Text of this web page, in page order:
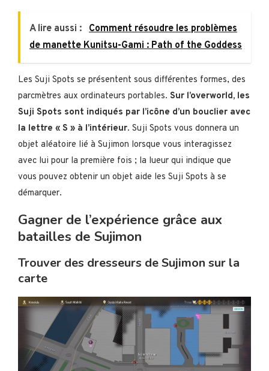
A lire aussi : Comment résoudre les problèmes
de manette Kunitsu-Gami : Path of the Goddess
Les Suji Spots se présentent sous différentes formes, des
parcmètres aux ordinateurs portables. Sur l’overworld, les
Suji Spots sont indiqués par l’icône d’un bouclier avec
la lettre « S » à l’intérieur. Suji Spots vous donnera un
objet aléatoire lié à Sujimon lorsque vous interagissez
avec lui pour la première fois ; la lueur qui indique que
vous pouvez obtenir un objet aide les Suji Spots à se
démarquer.
Gagner de l’expérience grâce aux
batailles de Sujimon
Trouver des dresseurs de Sujimon sur la
carte